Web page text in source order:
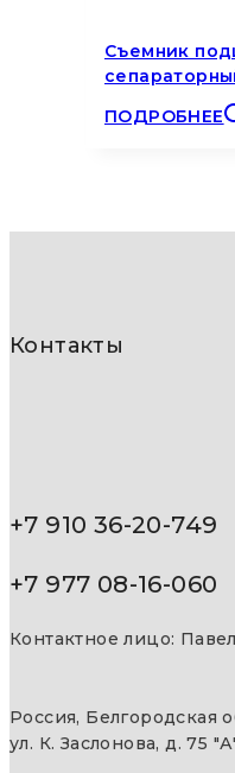
Съемник
ПОДРОБНЕЕ
Контакты
+7 910 36-20-749
+7 977 08-16-060
Контактное лицо: Павел
Россия, Белгородская
ул. К. Заслонова, д. 75